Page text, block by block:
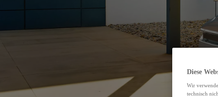
Diese
Wir
technisch